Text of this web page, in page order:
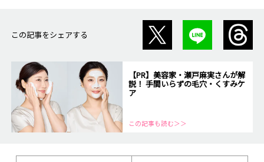
この記事をシェアする
【PR】美容家・瀬戸麻実さんが解
説！ 手間いらずの毛穴・くすみケ
ア
この記事も読む＞＞